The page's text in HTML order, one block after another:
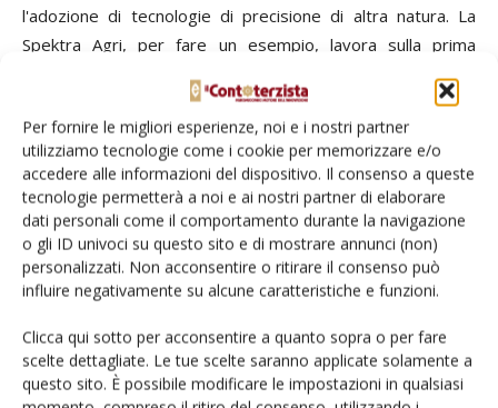
Per fornire le migliori esperienze, noi e i nostri partner
utilizziamo tecnologie come i cookie per memorizzare e/o
accedere alle informazioni del dispositivo. Il consenso a queste
tecnologie permetterà a noi e ai nostri partner di elaborare
dati personali come il comportamento durante la navigazione
o gli ID univoci su questo sito e di mostrare annunci (non)
personalizzati. Non acconsentire o ritirare il consenso può
influire negativamente su alcune caratteristiche e funzioni.
Clicca qui sotto per acconsentire a quanto sopra o per fare
scelte dettagliate. Le tue scelte saranno applicate solamente a
questo sito. È possibile modificare le impostazioni in qualsiasi
l'adozione di tecnologie di precisione di altra natura. La
Spektra Agri, per fare un esempio, lavora sulla prima
traccia. Dopo aver installato validi impianti di guida
automatica sulle macchine da campo aperto, sta
sperimentando i suoi sistemi anche sotto serre,
naturalmente in plastica.
Arvatec, al contrario, ritiene che le tecnologie satellitari
siano troppo costose, oltre che poco precise sotto serra,
e dunque ha deciso di provare la strada degli ultrasuoni:
due sensori, puntando su un punto definito, possono
tenere la macchina in linea come fa il satellite. Come
schermo riflettente si è pensato a due lamine di metallo
alte una ventina di centimetri, da collocare vicino alle pareti